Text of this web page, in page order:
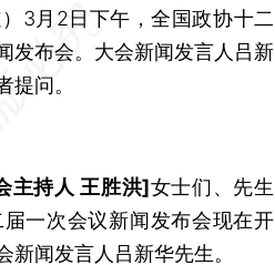
3月2日下午，全国政协十二
发布会。大会新闻发言人吕新
问。
主持人 王胜洪]女士们、先生
一次会议新闻发布会现在开
闻发言人吕新华先生。